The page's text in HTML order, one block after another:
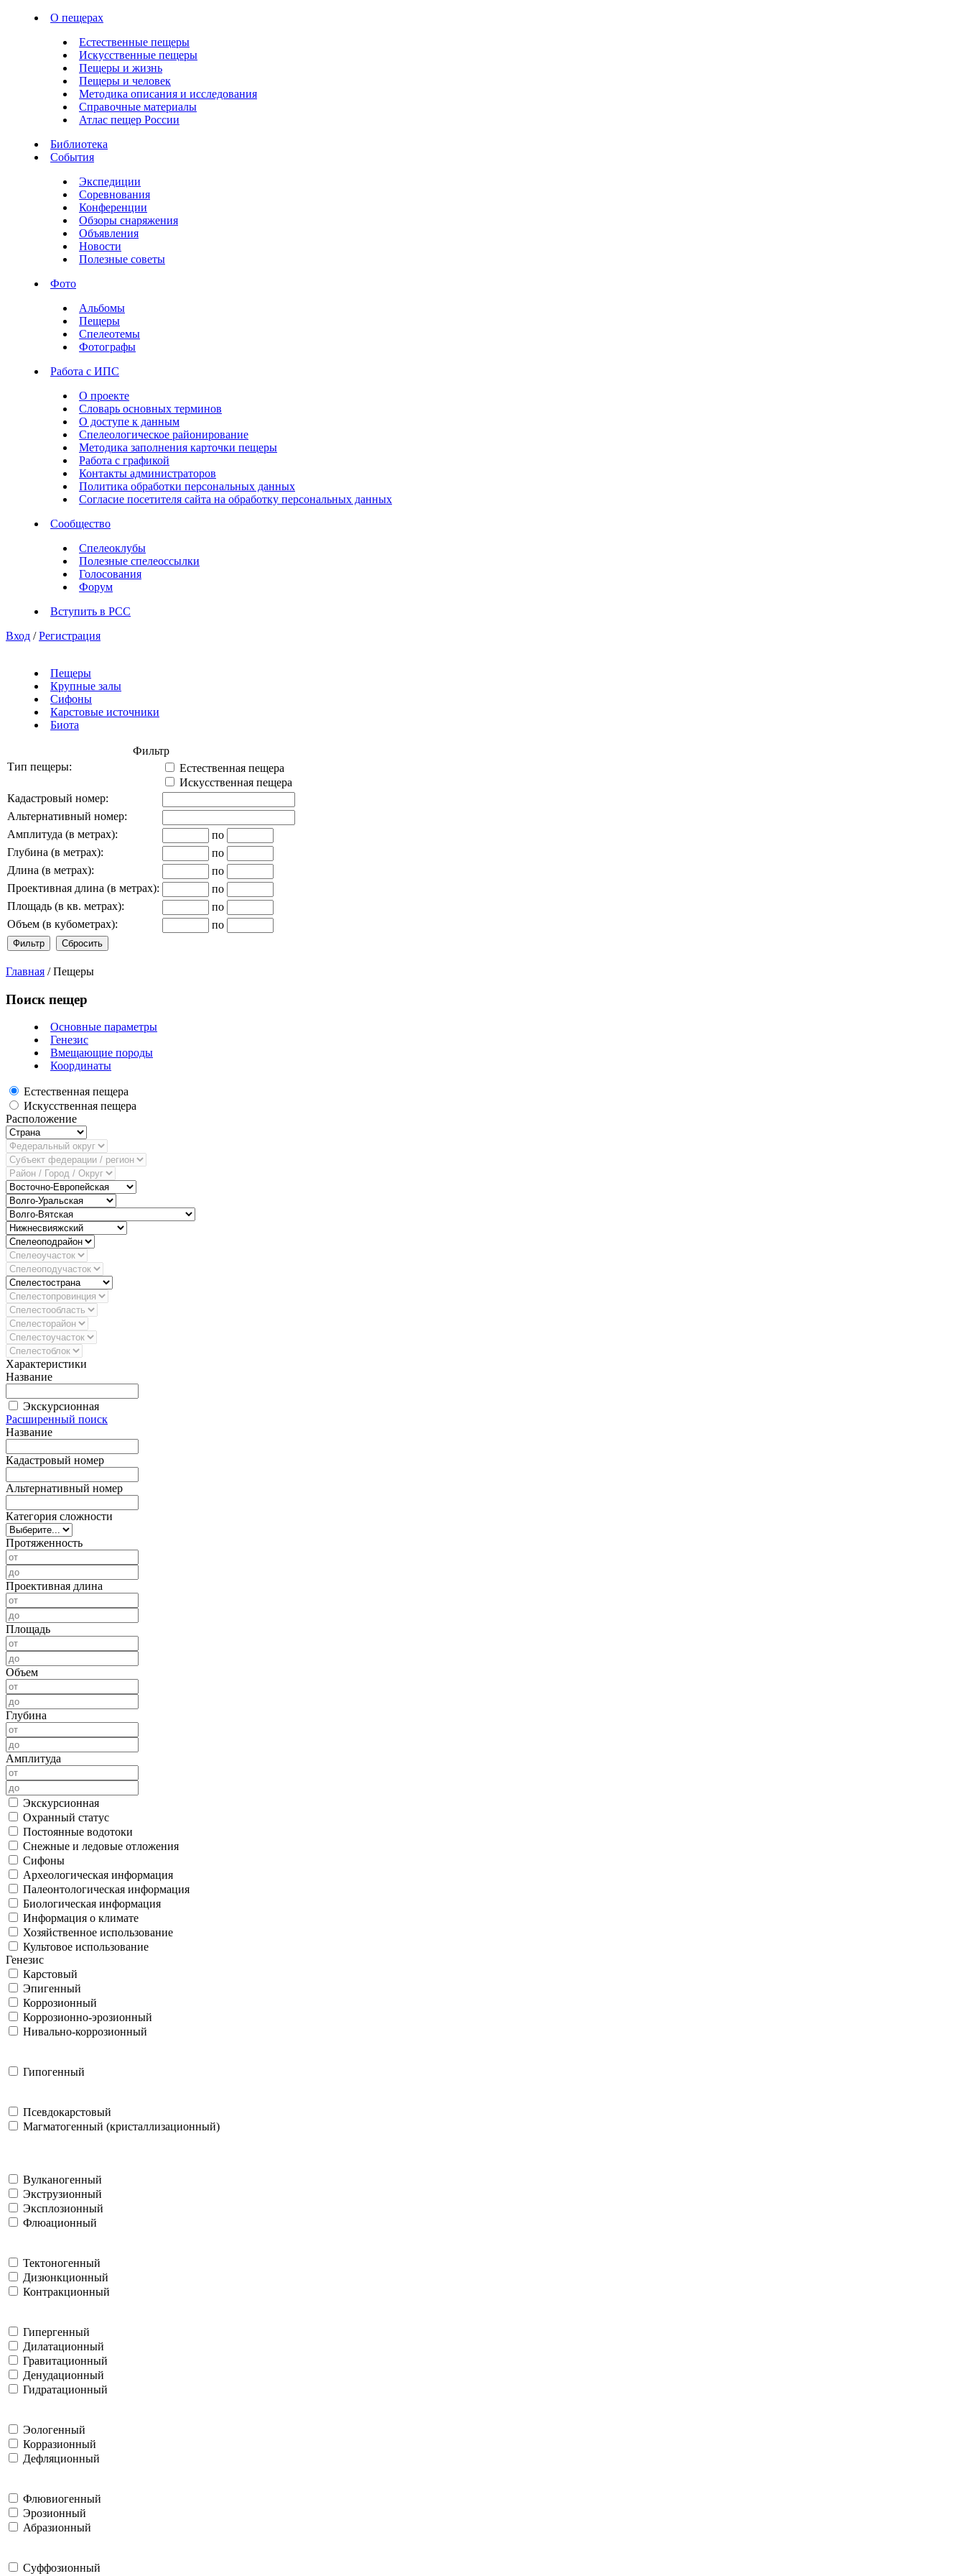
О пещерах
Естественные пещеры
Искусственные пещеры
Пещеры и жизнь
Пещеры и человек
Методика описания и исследования
Справочные материалы
Атлас пещер России
Библиотека
События
Экспедиции
Соревнования
Конференции
Обзоры снаряжения
Объявления
Новости
Полезные советы
Фото
Альбомы
Пещеры
Спелеотемы
Фотографы
Работа с ИПС
О проекте
Словарь основных терминов
О доступе к данным
Спелеологическое районирование
Методика заполнения карточки пещеры
Работа с графикой
Контакты администраторов
Политика обработки персональных данных
Согласие посетителя сайта на обработку персональных данных
Сообщество
Спелеоклубы
Полезные спелеоссылки
Голосования
Форум
Вступить в РСС
Вход / Регистрация
Пещеры
Крупные залы
Сифоны
Карстовые источники
Биота
Фильтр
Тип пещеры:
Естественная пещера
Искусственная пещера
Кадастровый номер:
Альтернативный номер:
Амплитуда (в метрах):
по
Глубина (в метрах):
по
Длина (в метрах):
по
Проективная длина (в метрах):
по
Площадь (в кв. метрах):
по
Объем (в кубометрах):
по
Главная / Пещеры
Поиск пещер
Основные параметры
Генезис
Вмещающие породы
Координаты
Естественная пещера
Искусственная пещера
Расположение
Характеристики
Название
Экскурсионная
Расширенный поиск
Название
Кадастровый номер
Альтернативный номер
Категория сложности
Протяженность
Проективная длина
Площадь
Объем
Глубина
Амплитуда
Экскурсионная
Охранный статус
Постоянные водотоки
Снежные и ледовые отложения
Сифоны
Археологическая информация
Палеонтологическая информация
Биологическая информация
Информация о климате
Хозяйственное использование
Культовое использование
Генезис
Карстовый
Эпигенный
Коррозионный
Коррозионно-эрозионный
Нивально-коррозионный
Гипогенный
Псевдокарстовый
Магматогенный (кристаллизационный)
Вулканогенный
Экструзионный
Эксплозионный
Флюационный
Тектоногенный
Дизюнкционный
Контракционный
Гипергенный
Дилатационный
Гравитационный
Денудационный
Гидратационный
Эологенный
Корразионный
Дефляционный
Флювиогенный
Эрозионный
Абразионный
Суффозионный